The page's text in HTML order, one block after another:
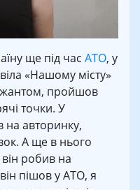
ще під час АТО, у
«Нашому місту»
пройшов
точки. У
авторинку,
А ще в нього
він робив на
пішов у АТО, я